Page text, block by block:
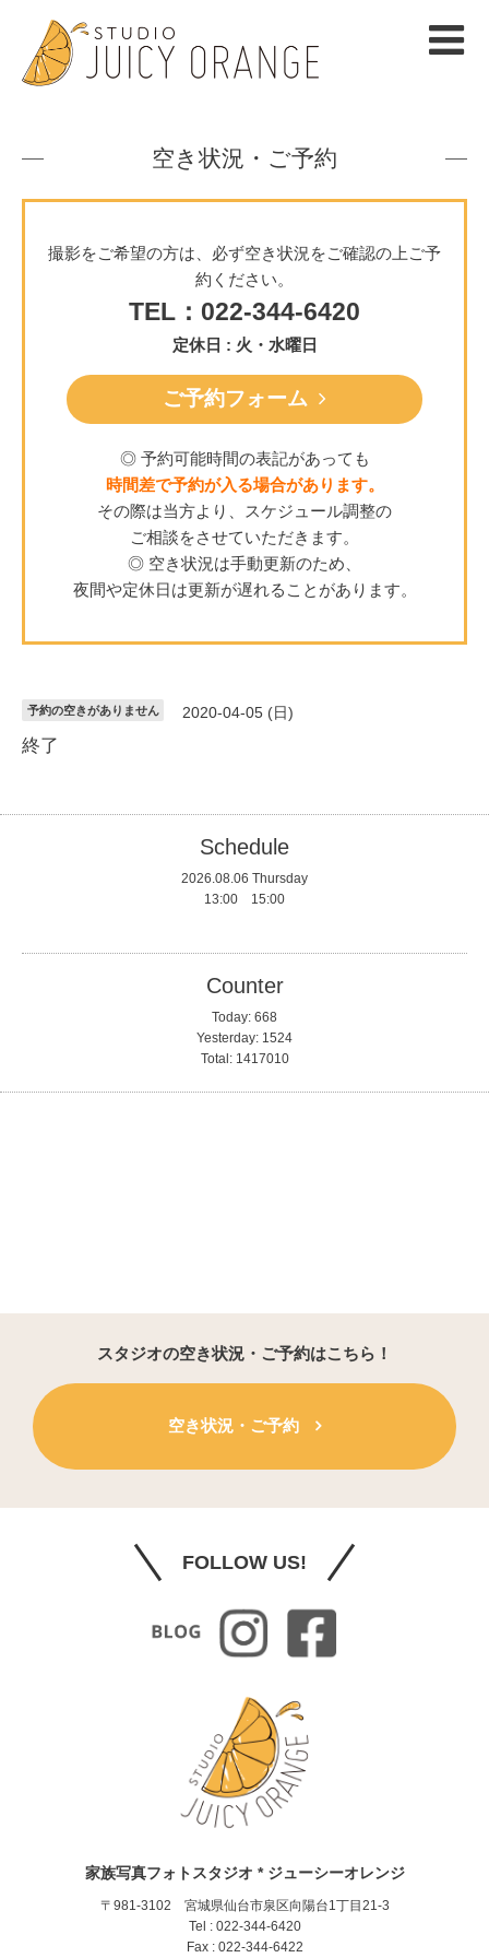
空き状況・ご予約
撮影をご希望の方は、必ず空き状況をご確認の上ご予
約ください。
TEL：022-344-6420
定休日 : 火・水曜日
ご予約フォーム
◎ 予約可能時間の表記があっても
時間差で予約が入る場合があります。
その際は当方より、スケジュール調整の
ご相談をさせていただきます。
◎ 空き状況は手動更新のため、
夜間や定休日は更新が遅れることがあります。
予約の空きがありません 2020-04-05 (日)
終了
Schedule
2026.08.06 Thursday
13:00 15:00
Counter
Today: 668
Yesterday: 1524
Total: 1417010
スタジオの空き状況・ご予約はこちら！
空き状況・ご予約
FOLLOW US!
家族写真フォトスタジオ * ジューシーオレンジ
〒981-3102 宮城県仙台市泉区向陽台1丁目21-3
Tel : 022-344-6420
Fax : 022-344-6422